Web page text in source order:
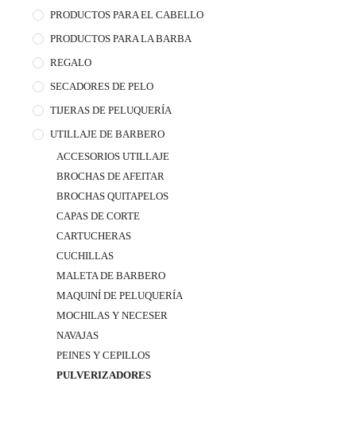
PRODUCTOS PARA EL CABELLO
PRODUCTOS PARA LA BARBA
REGALO
SECADORES DE PELO
TIJERAS DE PELUQUERÍA
UTILLAJE DE BARBERO
ACCESORIOS UTILLAJE
BROCHAS DE AFEITAR
BROCHAS QUITAPELOS
CAPAS DE CORTE
CARTUCHERAS
CUCHILLAS
MALETA DE BARBERO
MAQUINÍ DE PELUQUERÍA
MOCHILAS Y NECESER
NAVAJAS
PEINES Y CEPILLOS
PULVERIZADORES